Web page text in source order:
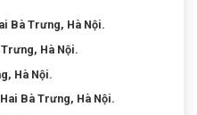
Bà Trưng, Hà Nội.
Hà Nội.
Hà Nội.
Bà Trưng, Hà Nội.